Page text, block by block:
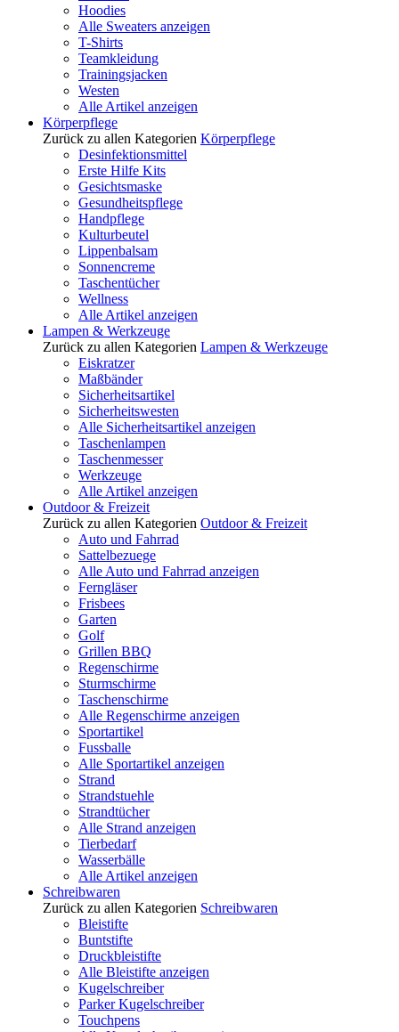
Hoodies
Alle Sweaters anzeigen
T-Shirts
Teamkleidung
Trainingsjacken
Westen
Alle Artikel anzeigen
Körperpflege
Zurück zu allen Kategorien Körperpflege
Desinfektionsmittel
Erste Hilfe Kits
Gesichtsmaske
Gesundheitspflege
Handpflege
Kulturbeutel
Lippenbalsam
Sonnencreme
Taschentücher
Wellness
Alle Artikel anzeigen
Lampen & Werkzeuge
Zurück zu allen Kategorien Lampen & Werkzeuge
Eiskratzer
Maßbänder
Sicherheitsartikel
Sicherheitswesten
Alle Sicherheitsartikel anzeigen
Taschenlampen
Taschenmesser
Werkzeuge
Alle Artikel anzeigen
Outdoor & Freizeit
Zurück zu allen Kategorien Outdoor & Freizeit
Auto und Fahrrad
Sattelbezuege
Alle Auto und Fahrrad anzeigen
Ferngläser
Frisbees
Garten
Golf
Grillen BBQ
Regenschirme
Sturmschirme
Taschenschirme
Alle Regenschirme anzeigen
Sportartikel
Fussballe
Alle Sportartikel anzeigen
Strand
Strandstuehle
Strandtücher
Alle Strand anzeigen
Tierbedarf
Wasserbälle
Alle Artikel anzeigen
Schreibwaren
Zurück zu allen Kategorien Schreibwaren
Bleistifte
Buntstifte
Druckbleistifte
Alle Bleistifte anzeigen
Kugelschreiber
Parker Kugelschreiber
Touchpens